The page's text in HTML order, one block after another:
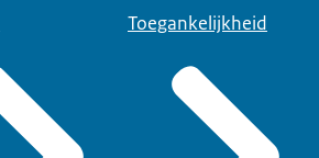
Toegankelijkheid